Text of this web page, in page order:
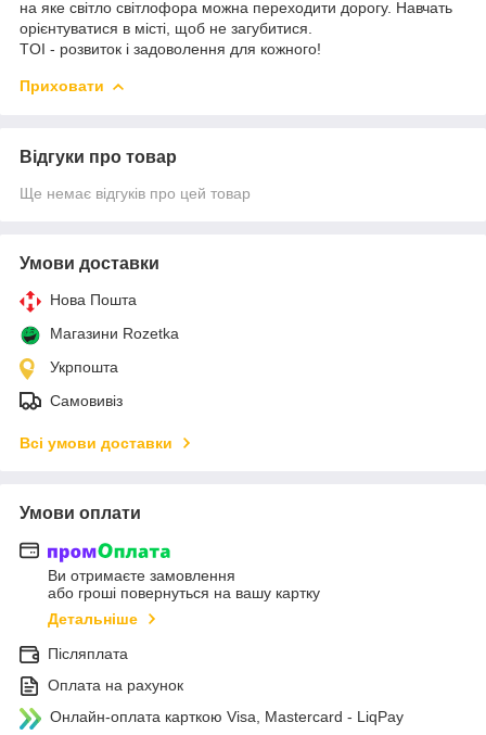
на яке світло світлофора можна переходити дорогу. Навчать
орієнтуватися в місті, щоб не загубитися.
TOI - розвиток і задоволення для кожного!
Приховати
Відгуки про товар
Ще немає відгуків про цей товар
Умови доставки
Нова Пошта
Магазини Rozetka
Укрпошта
Самовивіз
Всі умови доставки
Умови оплати
Ви отримаєте замовлення
або гроші повернуться на вашу картку
Детальніше
Післяплата
Оплата на рахунок
Онлайн-оплата карткою Visa, Mastercard - LiqPay